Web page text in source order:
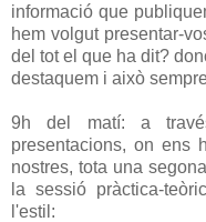
informació que
hem volgut presentar-
del tot el que ha dit?
destaquem i això
9h del matí: a
presentacions, on ens
nostres, tota una
la sessió pràctica-
l'estil: